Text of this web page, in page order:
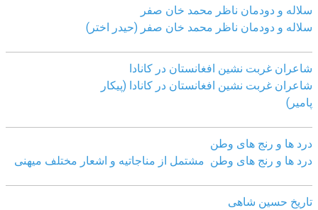
سلاله و دودمان ناظر محمد خان صفر
سلاله و دودمان ناظر محمد خان صفر (حیدر اختر)
شاعران غربت نشین افغانستان در کانادا
شاعران غربت نشین افغانستان در کانادا (پیکار
پامیر)
درد ها و رنج های وطن
درد ها و رنج های وطن مشتمل از مناجاتیه و اشعار مختلف میهنی
تاریخ حسین شاهی